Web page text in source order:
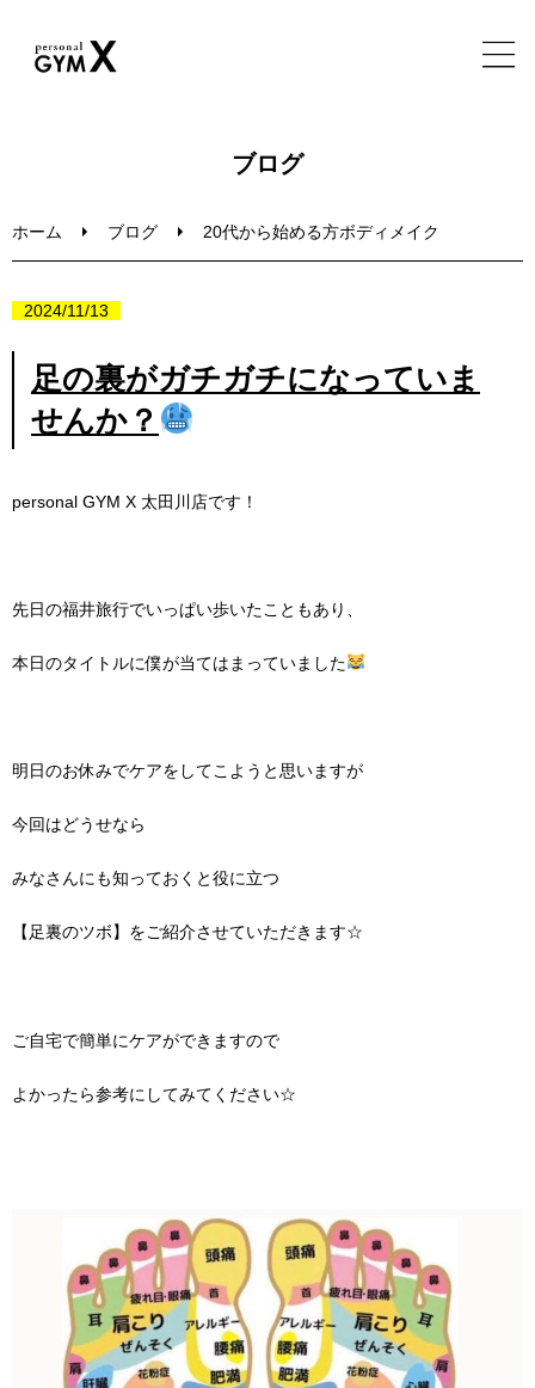
ブログ
ホーム ブログ 20代から始める方ボディメイク
2024/11/13
足の裏がガチガチになっていま
せんか？
personal GYM X 太田川店です！
先日の福井旅行でいっぱい歩いたこともあり、
本日のタイトルに僕が当てはまっていました
明日のお休みでケアをしてこようと思いますが
今回はどうせなら
みなさんにも知っておくと役に立つ
【足裏のツボ】をご紹介させていただきます☆
ご自宅で簡単にケアができますので
よかったら参考にしてみてください☆